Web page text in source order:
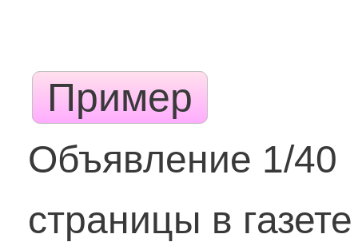
Пример
Объявление 1/40
страницы в газете